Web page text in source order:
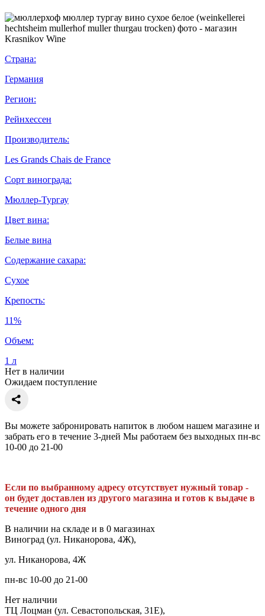
Страна:
Германия
Регион:
Рейнхессен
Производитель:
Les Grands Chais de France
Сорт винограда:
Мюллер-Тургау
Цвет вина:
Белые вина
Содержание сахара:
Сухое
Крепость:
11%
Объем:
1 л
Нет в наличии
Ожидаем поступление
Вы можете забронировать напиток в любом нашем магазине и
забрать его в течение 3-дней Мы работаем без выходных пн-вс
10-00 до 21-00
Если по выбранному адресу отсутствует нужный товар -
он будет доставлен из другого магазина и готов к выдаче в
течение одного дня
В наличии на складе и в 0 магазинах
Виноград (ул. Никанорова, 4Ж),
ул. Никанорова, 4Ж
пн-вс 10-00 до 21-00
Нет наличии
ТЦ Лоцман (ул. Севастопольская, 31Е),